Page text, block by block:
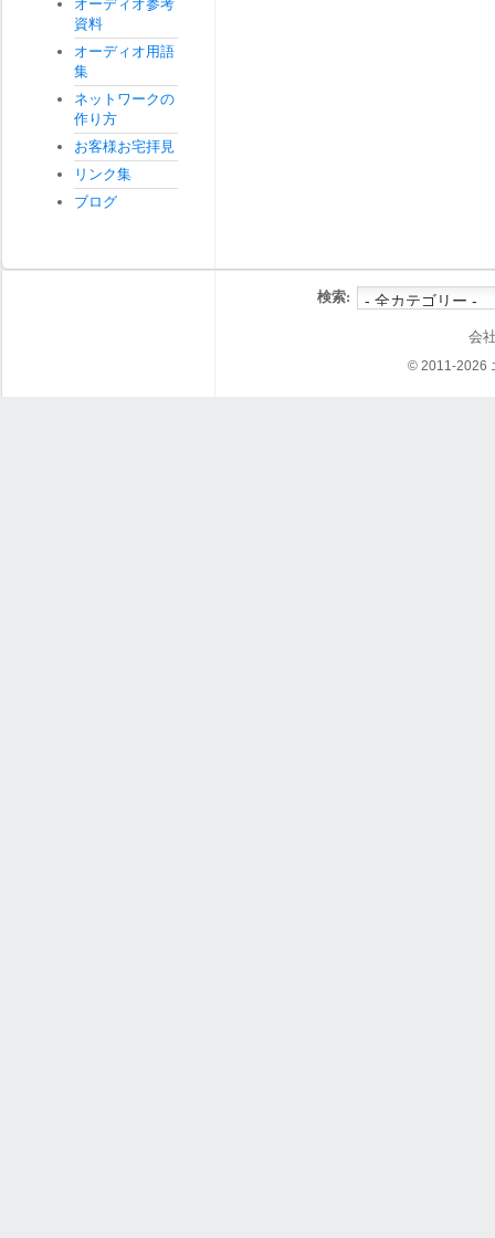
オーディオ参考
資料
オーディオ用語
集
ネットワークの
作り方
お客様お宅拝見
リンク集
ブログ
検索:
会
© 2011-2026